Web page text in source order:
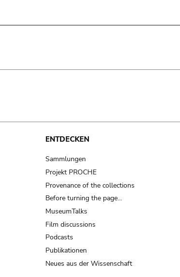
ENTDECKEN
Sammlungen
Projekt PROCHE
Provenance of the collections
Before turning the page…
MuseumTalks
Film discussions
Podcasts
Publikationen
Neues aus der Wissenschaft